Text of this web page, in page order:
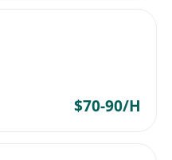
快速處理大量零碎單據
好的職業操守
$70-90/H